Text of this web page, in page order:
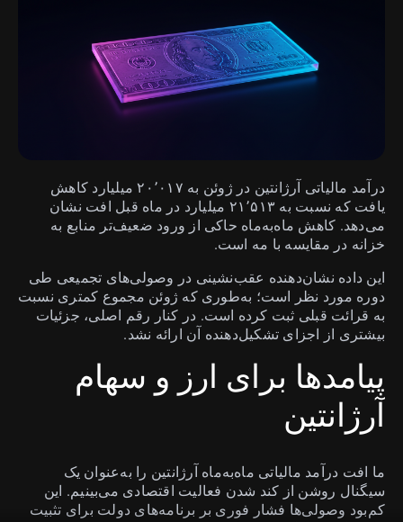
درآمد مالیاتی آرژانتین در ژوئن به ۲۰٬۰۱۷ میلیارد کاهش
یافت که نسبت به ۲۱٬۵۱۳ میلیارد در ماه قبل افت نشان
می‌دهد. کاهش ماه‌به‌ماه حاکی از ورود ضعیف‌تر منابع به
خزانه در مقایسه با مه است.
این داده نشان‌دهنده عقب‌نشینی در وصولی‌های تجمیعی طی
دوره مورد نظر است؛ به‌طوری که ژوئن مجموع کمتری نسبت
به قرائت قبلی ثبت کرده است. در کنار رقم اصلی، جزئیات
بیشتری از اجزای تشکیل‌دهنده آن ارائه نشد.
پیامدها برای ارز و سهام
آرژانتین
ما افت درآمد مالیاتی ماه‌به‌ماه آرژانتین را به‌عنوان یک
سیگنال روشن از کند شدن فعالیت اقتصادی می‌بینیم. این
کم‌بود وصولی‌ها فشار فوری بر برنامه‌های دولت برای تثبیت